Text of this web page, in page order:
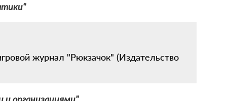
журнал "Рюкзачок" (Издательство